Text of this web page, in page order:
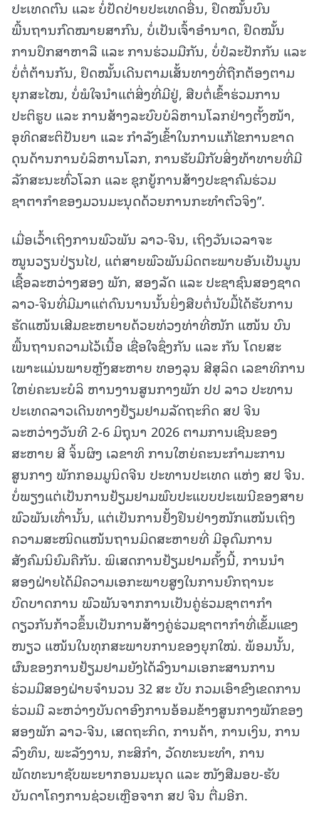
ປະເທດຕົນ ແລະ ບໍ່ປັດປ່າຍປະເທດອື່ນ, ຢຶດໝັ້ນບົນ
ພື້ນຖານກົດໝາຍສາກົນ, ບໍ່ເປັນເຈົ້າອຳນາດ, ຢຶດໝັ້ນ
ການປຶກສາຫາລື ແລະ ການຮ່ວມມືກັນ, ບໍ່ປໍລະປັກກັນ ແລະ
ບໍ່ຕໍ່ຕ້ານກັນ, ຢຶດໝັ້ນເດີນຕາມເສັ້ນທາງທີ່ຖືກຕ້ອງຕາມ
ຍຸກສະໄໝ, ບໍ່ພໍໃຈນຳແຕ່ສິ່ງທີ່ມີຢູ່, ສືບຕໍ່ເຂົ້າຮ່ວມການ
ປະຕິຮູບ ແລະ ການສ້າງລະບົບບໍລິຫານໂລກຢ່າງຕັ້ງໜ້າ,
ອຸທິດສະຕິປັນຍາ ແລະ ກຳລັງເຂົ້າໃນການແກ້ໄຂການຂາດ
ດຸນດ້ານການບໍລິຫານໂລກ, ການຮັບມືກັບສິ່ງທ້າທາຍທີ່ມີ
ລັກສະນະທົ່ວໂລກ ແລະ ຊຸກຍູ້ການສ້າງປະຊາຄົມຮ່ວມ
ຊາຕາກຳຂອງມວນມະນຸດດ້ວຍການກະທຳຕົວຈິງ”.
ເມື່ອເວົ້າເຖິງການພົວພັນ ລາວ-ຈີນ, ເຖິງວັນເວລາຈະ
ໝູນວຽນປ່ຽນໄປ, ແຕ່ສາຍພົວພັນມິດຕະພາບອັນເປັນມູນ
ເຊື້ອລະຫວ່າງສອງ ພັກ, ສອງລັດ ແລະ ປະຊາຊົນສອງຊາດ
ລາວ-ຈີນທີ່ມີມາແຕ່ດົນນານນັ້ນຍິ່ງສືບຕໍ່ນັບມື້ໄດ້ຮັບການ
ຮັດແໜ້ນເສີມຂະຫຍາຍດ້ວຍທ່ວງທ່າທີ່ໜັກ ແໜ້ນ ບົນ
ພື້ນຖານຄວາມໄວ້ເນື້ອ ເຊື່ອໃຈຊຶ່ງກັນ ແລະ ກັນ ໂດຍສະ
ເພາະແມ່ນພາຍຫຼັງສະຫາຍ ທອງລຸນ ສີສຸລິດ ເລຂາທິການ
ໃຫຍ່ຄະນະບໍລິ ຫານງານສູນກາງພັກ ປປ ລາວ ປະທານ
ປະເທດລາວເດີນທາງຢ້ຽມຢາມລັດຖະກິດ ສປ ຈີນ
ລະຫວ່າງວັນທີ 2-6 ມິຖຸນາ 2026 ຕາມການເຊີນຂອງ
ສະຫາຍ ສີ ຈິ້ນຜິງ ເລຂາທິ ການໃຫຍ່ຄະນະກຳມະການ
ສູນກາງ ພັກກອມມູນິດຈີນ ປະທານປະເທດ ແຫ່ງ ສປ ຈີນ.
ບໍ່ພຽງແຕ່ເປັນການຢ້ຽມຢາມພົບປະແບບປະເພນີຂອງສາຍ
ພົວພັນເທົ່ານັ້ນ, ແຕ່ເປັນການຢັ້ງຢືນຢ່າງໜັກແໜ້ນເຖິງ
ຄວາມສະໜິດແໜ້ນຖານມິດສະຫາຍທີ່ ມີອຸດົມການ
ສັງຄົມນິຍົມຄືກັນ. ພິເສດການຢ້ຽມຢາມຄັ້ງນີ້, ການນຳ
ສອງຝ່າຍໄດ້ມີຄວາມເອກະພາບສູງໃນການຍົກຖານະ
ບົດບາດການ ພົວພັນຈາກການເປັນຄູ່ຮ່ວມຊາຕາກຳ
ດຽວກັນກ້າວຂຶ້ນເປັນການສ້າງຄູ່ຮ່ວມຊາຕາກຳທີ່ເຂັ້ມແຂງ
ໜຽວ ແໜ້ນໃນທຸກສະພາບການຂອງຍຸກໃໝ່. ພ້ອມນັ້ນ,
ຜົນຂອງການຢ້ຽມຢາມຍັງໄດ້ລົງນາມເອກະສານການ
ຮ່ວມມືສອງຝ່າຍຈຳນວນ 32 ສະ ບັບ ກວມເອົາຂົງເຂດການ
ຮ່ວມມື ລະຫວ່າງບັນດາອົງການອ້ອມຂ້າງສູນກາງພັກຂອງ
ສອງພັກ ລາວ-ຈີນ, ເສດຖະກິດ, ການຄ້າ, ການເງິນ, ການ
ລົງທຶນ, ພະລັງງານ, ກະສິກຳ, ວັດທະນະທຳ, ການ
ພັດທະນາຊັບພະຍາກອນມະນຸດ ແລະ ໜັງສືມອບ-ຮັບ
ບັນດາໂຄງການຊ່ວຍເຫຼືອຈາກ ສປ ຈີນ ຕື່ມອີກ.